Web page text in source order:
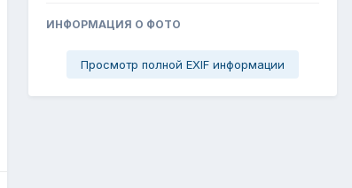
ИНФОРМАЦИЯ О ФОТО
Просмотр полной EXIF информации